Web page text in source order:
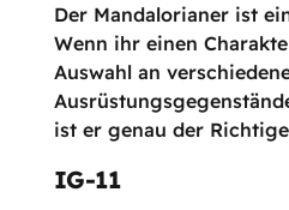
Der Mandalorianer ist
Wenn ihr einen
Auswahl an
ist er genau der
IG-11